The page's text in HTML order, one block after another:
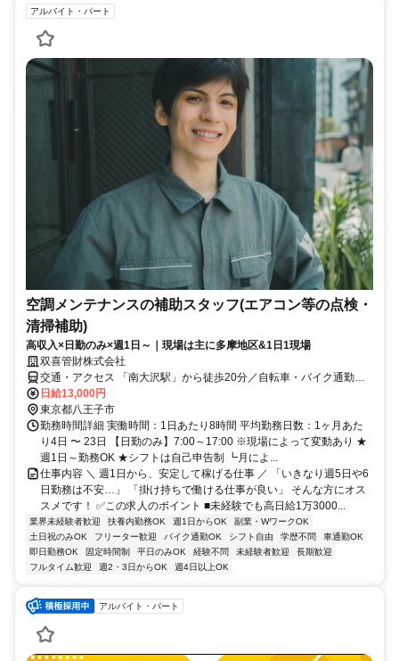
アルバイト・パート
空調メンテナンスの補助スタッフ(エアコン等の点検・
清掃補助)
高収入×日勤のみ×週1日～｜現場は主に多摩地区&1日1現場
双喜管財株式会社
交通・アクセス 「南大沢駅」から徒歩20分／自転車・バイク通勤
OK（事前申告で車通勤可）
日給13,000円
東京都八王子市
勤務時間詳細 実働時間：1日あたり8時間 平均勤務日数：1ヶ月あた
り4日 〜 23日 【日勤のみ】7:00～17:00 ※現場によって変動あり ★
週1日～勤務OK ★シフトは自己申告制 ┗月によ...
仕事内容 ＼ 週1日から、安定して稼げる仕事 ／ 「いきなり週5日や6
日勤務は不安…」 「掛け持ちで働ける仕事が良い」 そんな方にオス
スメです！ ✅この求人のポイント ■未経験でも高日給1万3000...
業界未経験者歓迎 扶養内勤務OK 週1日からOK
副業・WワークOK
土日祝のみOK
フリーター歓迎 バイク通勤OK シフト自由 学歴不問
車通勤OK
即日勤務OK
固定時間制 平日のみOK 経験不問 未経験者歓迎
長期歓迎
フルタイム歓迎
週2・3日からOK 週4日以上OK
アルバイト・パート